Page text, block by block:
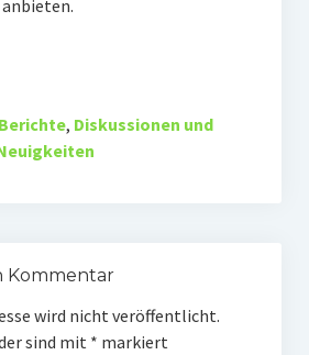
Berichte, Diskussionen und
Kommentar
wird nicht veröffentlicht.
sind mit * markiert